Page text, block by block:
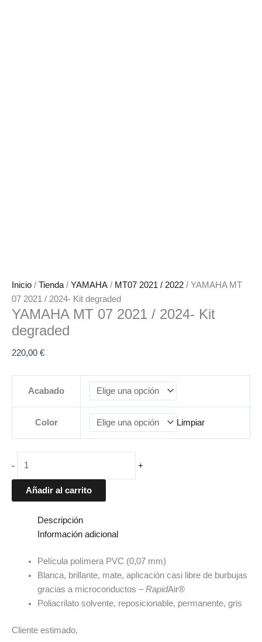
Inicio / Tienda/ YAMAHA / MT07 2021 / 2022 / YAMAHA MT
07 2021 / 2024- Kit degraded
YAMAHA MT 07 2021 / 2024- Kit
degraded
220,00 €
Acabado
Color Limpiar
- +
Añadir al carrito
Descripción
Información adicional
Película polímera PVC (0,07 mm)
Blanca, brillante, mate, aplicación casi libre de burbujas
gracias a microconductos –RapidAir®
Poliacrilato solvente, reposicionable, permanente, gris
Cliente estimado,